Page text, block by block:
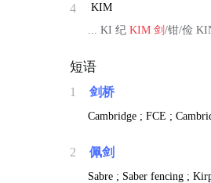
4
KIM
... KI 纪KIM 剑/钳/俭
短语
1 剑桥
Cambridge ; FCE ;
2 佩剑
Sabre ; Saber fencing ;